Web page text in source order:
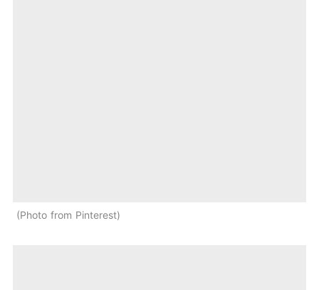
Photo from Pinterest